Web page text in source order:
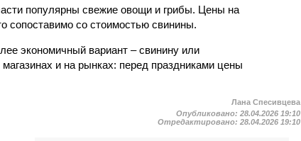
популярны свежие овощи и грибы. Цены на
сопоставимо со стоимостью свинины.
экономичный вариант – свинину или
и на рынках: перед праздниками цены
Лана Спесивцева
Опубликовано:28.04.2026 19:10
Отредактировано:28.04.2026 19:10